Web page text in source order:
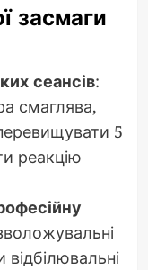
засмаги
сеансів:
смаглява,
5
реакцію